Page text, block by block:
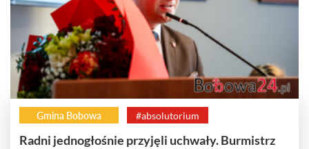
Gmina Bobowa #absolutorium
Radni jednogłośnie przyjęli uchwały. Burmistrz